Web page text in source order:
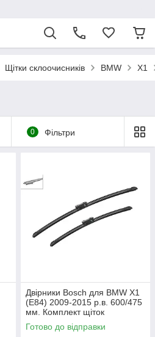
Щітки склоочисників BMW X1
0 Фільтри
Двірники Bosch для BMW X1
(E84) 2009-2015 р.в. 600/475
мм. Комплект щіток
склоочисника Aerotwin
безкаркасних
Готово до відправки